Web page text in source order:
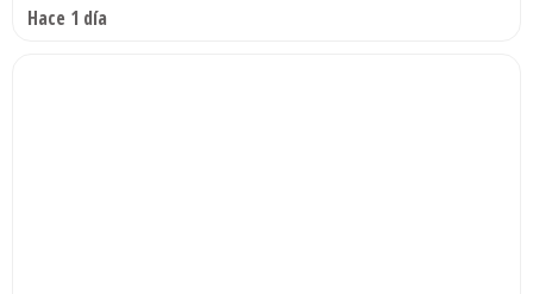
Hace 1 día